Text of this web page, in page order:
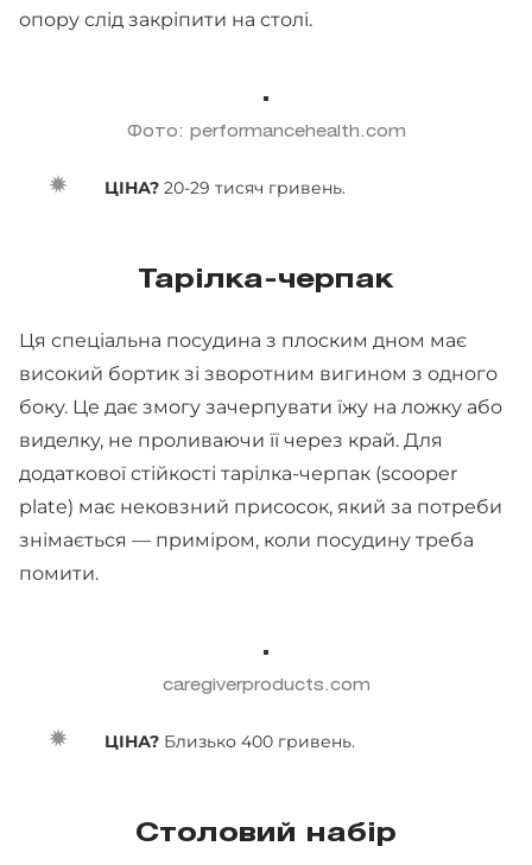
опору слід закріпити на столі.
Фото: performancehealth.com
ЦІНА? 20-29 тисяч гривень.
Тарілка-черпак
Ця спеціальна посудина з плоским дном має
високий бортик зі зворотним вигином з одного
боку. Це дає змогу зачерпувати їжу на ложку або
виделку, не проливаючи її через край. Для
додаткової стійкості тарілка-черпак (scooper
plate) має нековзний присосок, який за потреби
знімається — приміром, коли посудину треба
помити.
caregiverproducts.com
ЦІНА? Близько 400 гривень.
Столовий набір